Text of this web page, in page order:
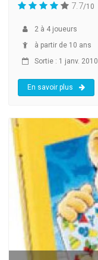
7.7/10
2 à 4 joueurs
à partir de 10 ans
Sortie : 1 janv. 2010
En savoir plus